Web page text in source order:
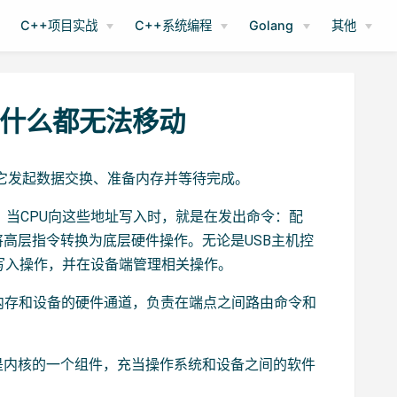
C++项目实战 C++系统编程 Golang 其他
么都无法移动
起数据交换、准备内存并等待完成。
CPU向这些地址写入时，就是在发出命令：配
层指令转换为底层硬件操作。无论是USB主机控
操作，并在设备端管理相关操作。
和设备的硬件通道，负责在端点之间路由命令和
核的一个组件，充当操作系统和设备之间的软件